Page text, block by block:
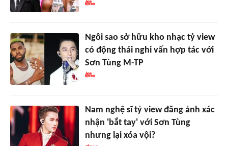
Ngôi sao sở hữu kho nhạc tỷ view
có động thái nghi vấn hợp tác với
Sơn Tùng M-TP
Nam nghệ sĩ tỷ view đăng ảnh xác
nhận 'bắt tay' với Sơn Tùng
nhưng lại xóa vội?